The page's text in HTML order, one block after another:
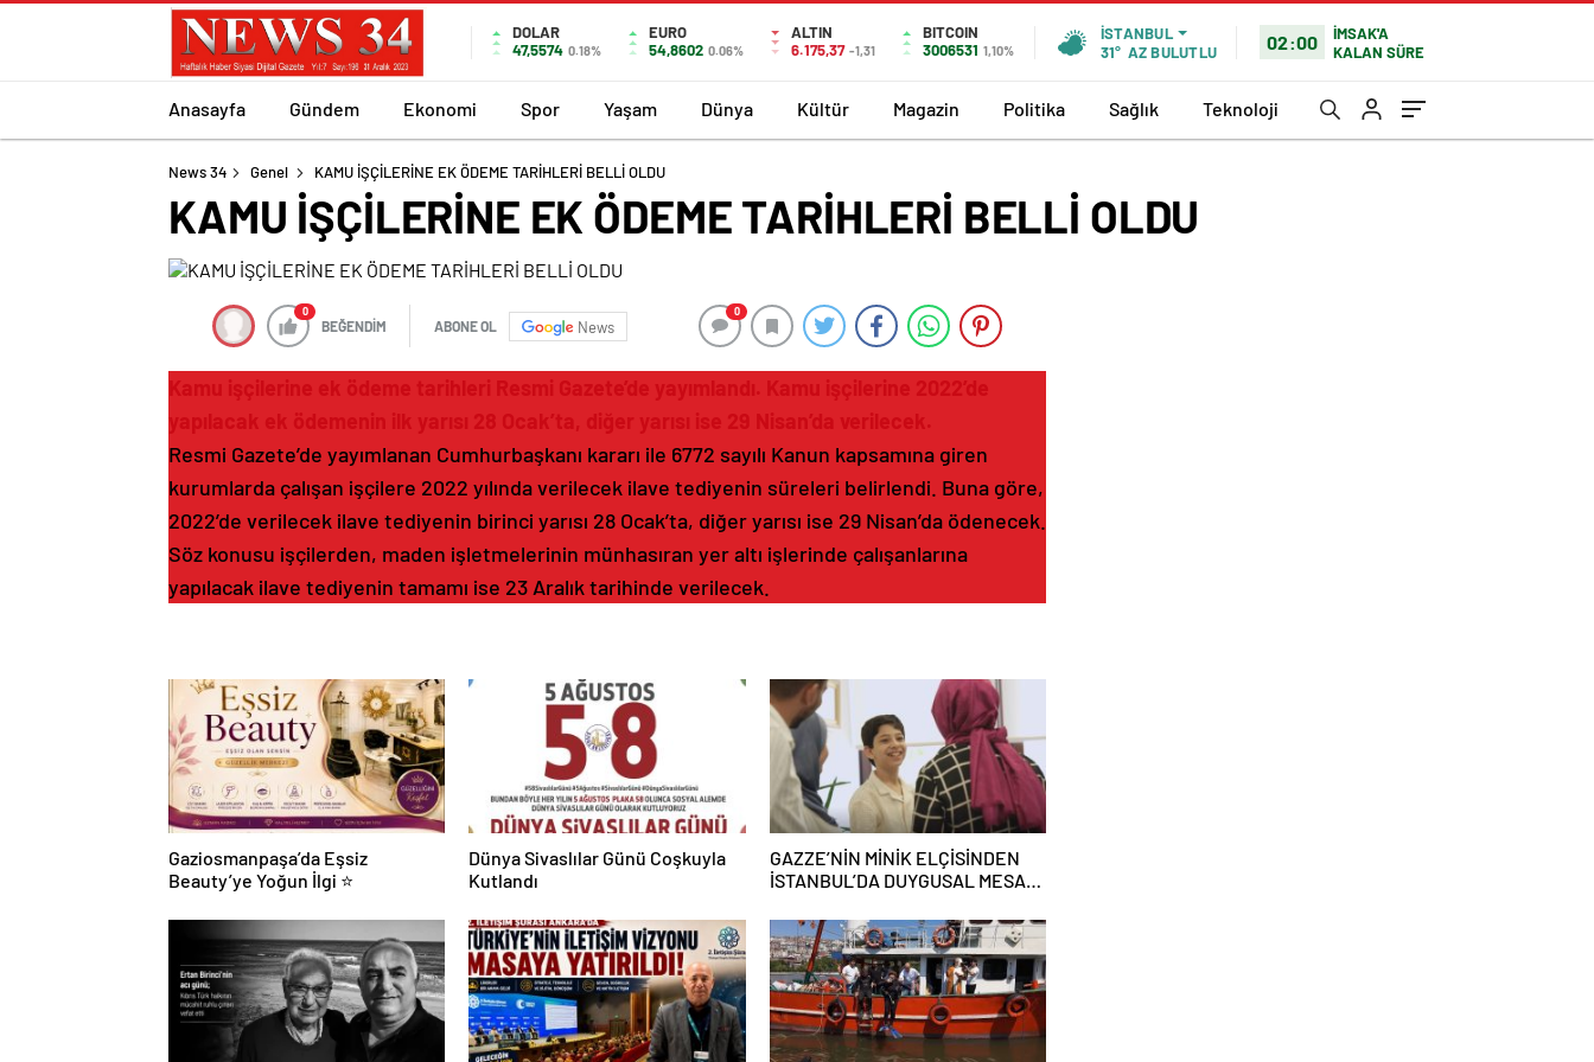
DOLAR
47,5574 0.18%
EURO
54,8602 0.06%
ALTIN
6.175,37 -1,31
BITCOIN
3006531 1,10%
İSTANBUL
31° AZ BULUTLU 02:00
İMSAK'A
KALAN SÜRE
Anasayfa Gündem Ekonomi Spor Yaşam Dünya Kültür Magazin Politika Sağlık Teknoloji
News 34 Genel KAMU İŞÇİLERİNE EK ÖDEME TARİHLERİ BELLİ OLDU
KAMU İŞÇİLERİNE EK ÖDEME TARİHLERİ BELLİ OLDU
0
BEĞENDİM ABONE OL News
0
Kamu işçilerine ek ödeme tarihleri Resmi Gazete’de yayımlandı. Kamu işçilerine 2022’de
yapılacak ek ödemenin ilk yarısı 28 Ocak’ta, diğer yarısı ise 29 Nisan’da verilecek.
Resmi Gazete’de yayımlanan Cumhurbaşkanı kararı ile 6772 sayılı Kanun kapsamına giren
kurumlarda çalışan işçilere 2022 yılında verilecek ilave tediyenin süreleri belirlendi. Buna göre,
2022’de verilecek ilave tediyenin birinci yarısı 28 Ocak’ta, diğer yarısı ise 29 Nisan’da ödenecek.
Söz konusu işçilerden, maden işletmelerinin münhasıran yer altı işlerinde çalışanlarına
yapılacak ilave tediyenin tamamı ise 23 Aralık tarihinde verilecek.
Gaziosmanpaşa’da Eşsiz
Beauty’ye Yoğun İlgi ⭐
Dünya Sivaslılar Günü Coşkuyla
Kutlandı
GAZZE’NİN MİNİK ELÇİSİNDEN
İSTANBUL’DA DUYGUSAL MESAJ: